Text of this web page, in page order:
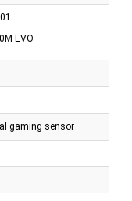
EVO
gaming sensor